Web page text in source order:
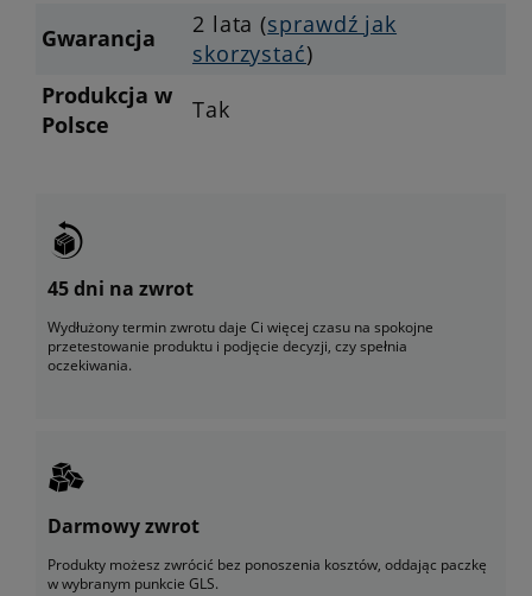
Gwarancja 2 lata (sprawdź jak
skorzystać)
Produkcja w
Polsce
Tak
45 dni na zwrot
Wydłużony termin zwrotu daje Ci więcej czasu na spokojne
przetestowanie produktu i podjęcie decyzji, czy spełnia
oczekiwania.
Darmowy zwrot
Produkty możesz zwrócić bez ponoszenia kosztów, oddając paczkę
w wybranym punkcie GLS.